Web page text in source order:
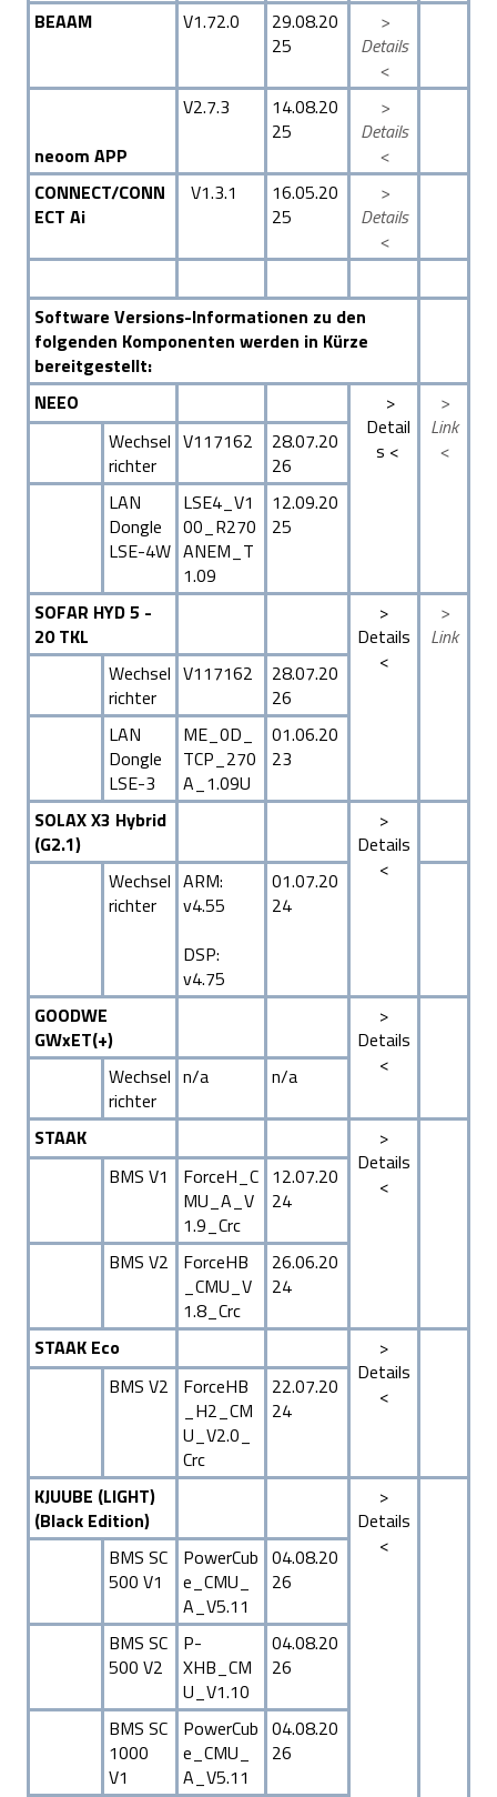
BEAAM V1.72.0
29.08.20
25
>
Details
<
neoom APP
V2.7.3
14.08.20
25
>
Details
<
CONNECT/CONN
ECT Ai
V1.3.1
16.05.20
25
>
Details
<
Software Versions-Informationen zu den
folgenden Komponenten werden in Kürze
bereitgestellt:
NEEO
>
Detail
s <
>
Link
<
Wechsel
richter
V117162
28.07.20
26
LAN
Dongle
LSE-4W
LSE4_V1
00_R270
ANEM_T
1.09
12.09.20
25
SOFAR HYD 5 -
20 TKL
>
Details
<
>
Link
Wechsel
richter
V117162
28.07.20
26
LAN
Dongle
LSE-3
ME_0D_
TCP_270
A_1.09U
01.06.20
23
SOLAX X3 Hybrid
(G2.1)
>
Details
<
Wechsel
richter
ARM:
v4.55
DSP:
v4.75
01.07.20
24
GOODWE
GWxET(+)
>
Details
<
Wechsel
richter
n/a n/a
STAAK
>
Details
<
BMS V1
ForceH_C
MU_A_V
1.9_Crc
12.07.20
24
BMS V2
ForceHB
_CMU_V
1.8_Crc
26.06.20
24
STAAK Eco
>
Details
<
BMS V2
ForceHB
_H2_CM
U_V2.0_
Crc
22.07.20
24
KJUUBE (LIGHT)
(Black Edition)
>
Details
<
BMS SC
500 V1
PowerCub
e_CMU_
A_V5.11
04.08.20
26
BMS SC
500 V2
P-
XHB_CM
U_V1.10
04.08.20
26
BMS SC
1000
V1
PowerCub
e_CMU_
A_V5.11
04.08.20
26